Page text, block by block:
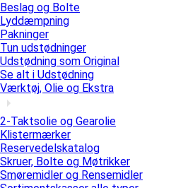
Beslag og Bolte
Lyddæmpning
Pakninger
Tun udstødninger
Udstødning som Original
Se alt i Udstødning
Værktøj, Olie og Ekstra
2-Taktsolie og Gearolie
Klistermærker
Reservedelskatalog
Skruer, Bolte og Møtrikker
Smøremidler og Rensemidler